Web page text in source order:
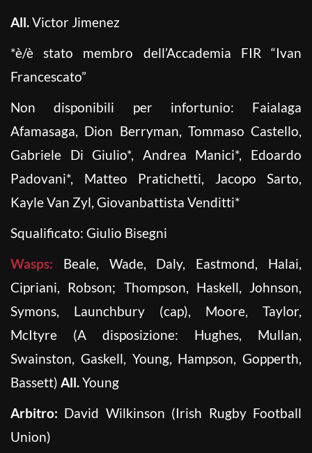
All.Victor Jimenez
*è/è stato membro dell’Accademia FIR “Ivan
Francescato”
Non disponibili per infortunio: Faialaga
Afamasaga, Dion Berryman, Tommaso Castello,
Gabriele Di Giulio*, Andrea Manici*, Edoardo
Padovani*, Matteo Pratichetti, Jacopo Sarto,
Kayle Van Zyl, Giovanbattista Venditti*
Squalificato: Giulio Bisegni
Wasps:
Beale, Wade, Daly, Eastmond, Halai,
Cipriani, Robson; Thompson, Haskell, Johnson,
Symons, Launchbury (cap), Moore, Taylor,
McItyre (A disposizione: Hughes, Mullan,
Swainston, Gaskell, Young, Hampson, Gopperth,
Bassett) All.Young
Arbitro: David Wilkinson (Irish Rugby Football
Union)